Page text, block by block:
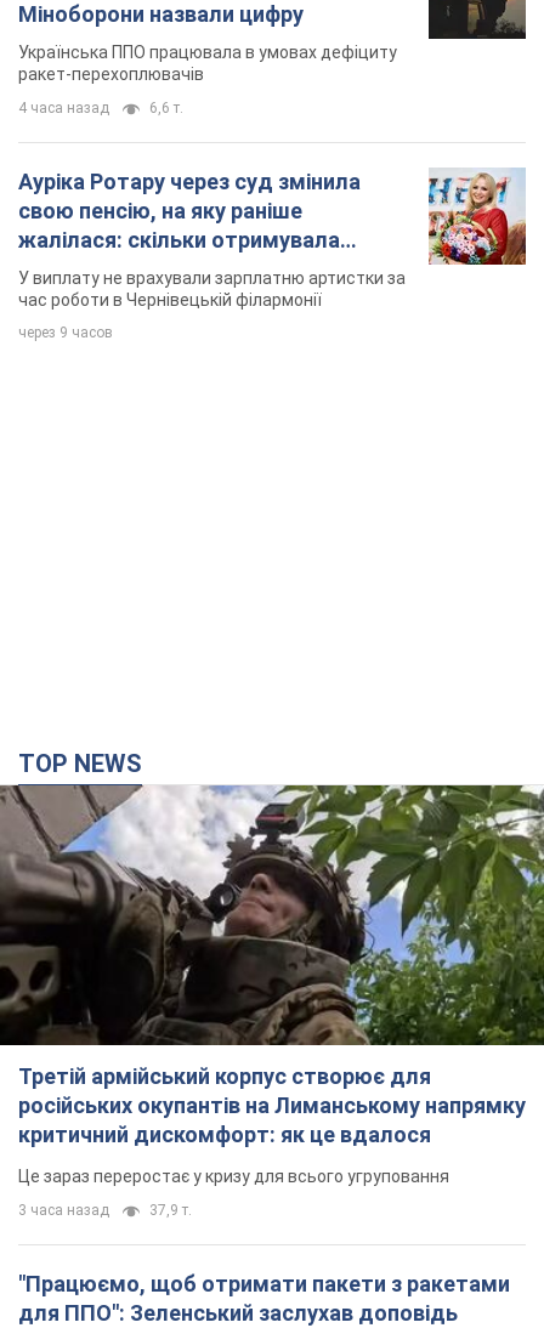
Міноборони назвали цифру
Українська ППО працювала в умовах дефіциту
ракет-перехоплювачів
4 часа назад 6,6 т.
Ауріка Ротару через суд змінила
свою пенсію, на яку раніше
жалілася: скільки отримувала
співачка
У виплату не врахували зарплатню артистки за
час роботи в Чернівецькій філармонії
через 9 часов
TOP NEWS
Третій армійський корпус створює для
російських окупантів на Лиманському напрямку
критичний дискомфорт: як це вдалося
Це зараз переростає у кризу для всього угруповання
3 часа назад 37,9 т.
"Працюємо, щоб отримати пакети з ракетами
для ППО": Зеленський заслухав доповідь